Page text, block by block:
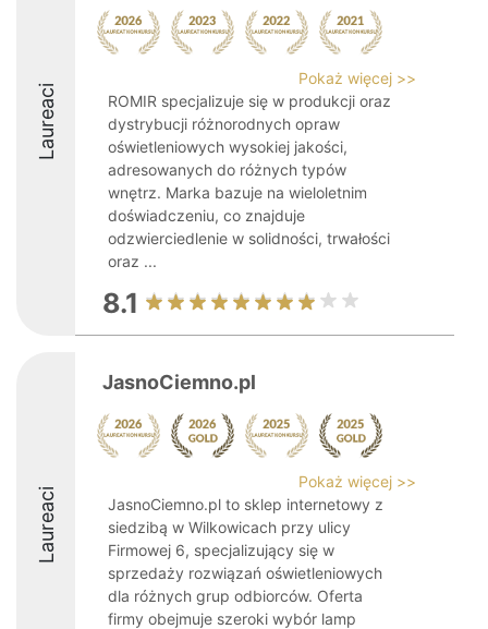
Laureaci
Pokaż więcej >>
ROMIR specjalizuje się w produkcji oraz
dystrybucji różnorodnych opraw
oświetleniowych wysokiej jakości,
adresowanych do różnych typów
wnętrz. Marka bazuje na wieloletnim
doświadczeniu, co znajduje
odzwierciedlenie w solidności, trwałości
oraz ...
8.1
Laureaci
JasnoCiemno.pl
Pokaż więcej >>
JasnoCiemno.pl to sklep internetowy z
siedzibą w Wilkowicach przy ulicy
Firmowej 6, specjalizujący się w
sprzedaży rozwiązań oświetleniowych
dla różnych grup odbiorców. Oferta
firmy obejmuje szeroki wybór lamp